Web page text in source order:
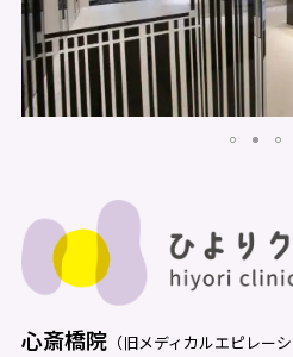
心斎橋院 （旧メディカルエピレー